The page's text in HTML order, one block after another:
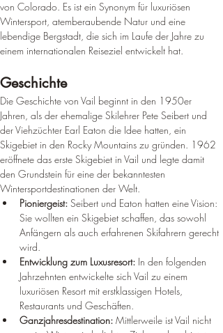
von Colorado. Es ist ein Synonym für luxuriösen
Wintersport, atemberaubende Natur und eine
lebendige Bergstadt, die sich im Laufe der Jahre zu
einem internationalen Reiseziel entwickelt hat.
Geschichte
Die Geschichte von Vail beginnt in den 1950er
Jahren, als der ehemalige Skilehrer Pete Seibert und
der Viehzüchter Earl Eaton die Idee hatten, ein
Skigebiet in den Rocky Mountains zu gründen. 1962
eröffnete das erste Skigebiet in Vail und legte damit
den Grundstein für eine der bekanntesten
Wintersportdestinationen der Welt.
Pioniergeist: Seibert und Eaton hatten eine Vision:
Sie wollten ein Skigebiet schaffen, das sowohl
Anfängern als auch erfahrenen Skifahrern gerecht
wird.
Entwicklung zum Luxusresort: In den folgenden
Jahrzehnten entwickelte sich Vail zu einem
luxuriösen Resort mit erstklassigen Hotels,
Restaurants und Geschäften.
Ganzjahresdestination: Mittlerweile ist Vail nicht